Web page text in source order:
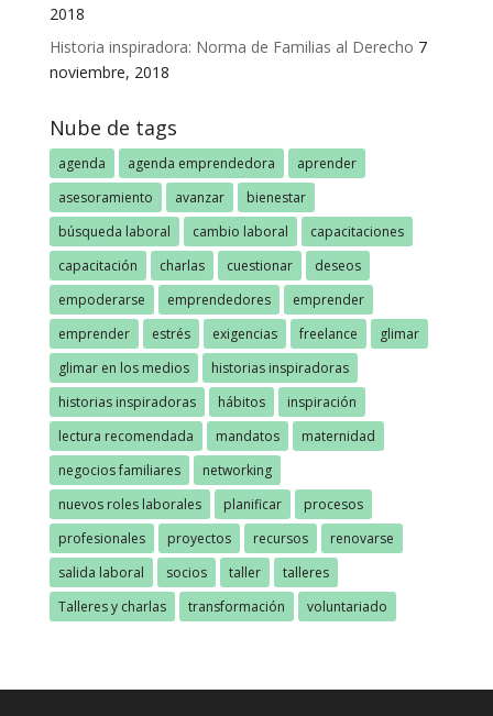
2018
Historia inspiradora: Norma de Familias al Derecho 7
noviembre, 2018
Nube de tags
agenda agenda emprendedora
aprender
asesoramiento
avanzar
bienestar
búsqueda laboral
cambio laboral
capacitaciones
capacitación
charlas cuestionar
deseos
empoderarse
emprendedores
emprender
emprender
estrés exigencias freelance
glimar
glimar en los medios
historias inspiradoras
historias inspiradoras
hábitos
inspiración
lectura recomendada
mandatos
maternidad
negocios familiares
networking
nuevos roles laborales
planificar
procesos
profesionales
proyectos recursos
renovarse
salida laboral
socios taller
talleres
Talleres y charlas
transformación voluntariado